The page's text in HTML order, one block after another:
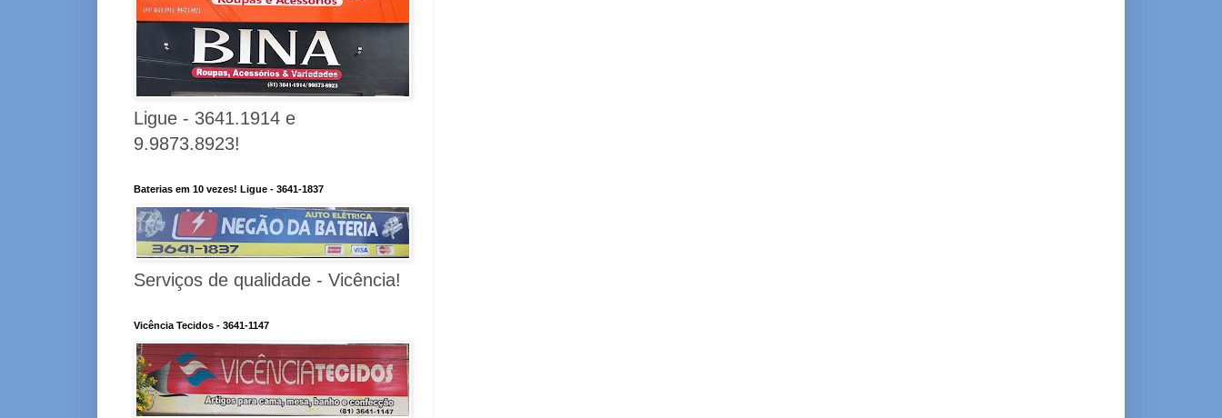
Ligue - 3641.1914 e
9.9873.8923!
Baterias em 10 vezes! Ligue - 3641-1837
Serviços de qualidade - Vicência!
Vicência Tecidos - 3641-1147